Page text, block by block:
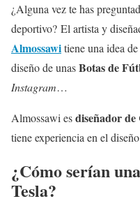
¿Alguna vez te has
deportivo? El artista y
Almossawitiene una idea
diseño de unasBotas de
Instagram…
Almossawi esdiseñador
tiene experiencia en el
¿Cómo serían
Tesla?